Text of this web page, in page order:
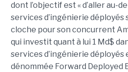
dont l’objectif est « d’aller au-
services d’ingénierie déployés
cloche pour son concurrent
qui investit quant à lui 1 Md$
services d’ingénierie
dénommée Forward Deployed